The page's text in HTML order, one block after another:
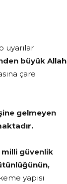
uyarılar
büyük Allah
çare
gelmeyen
milli güvenlik
yapısı